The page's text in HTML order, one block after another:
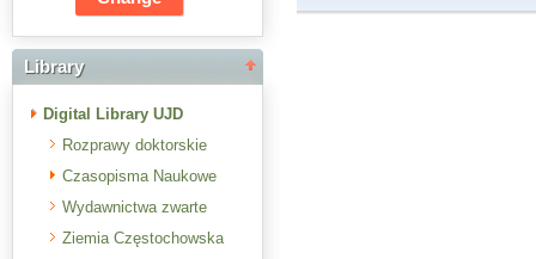
Library
Digital Library UJD
Rozprawy doktorskie
Czasopisma Naukowe
Wydawnictwa zwarte
Ziemia Częstochowska